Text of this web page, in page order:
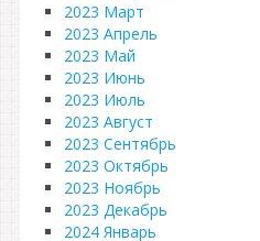
2023 Март
2023 Апрель
2023 Май
2023 Июнь
2023 Июль
2023 Август
2023 Сентябрь
2023 Октябрь
2023 Ноябрь
2023 Декабрь
2024 Январь